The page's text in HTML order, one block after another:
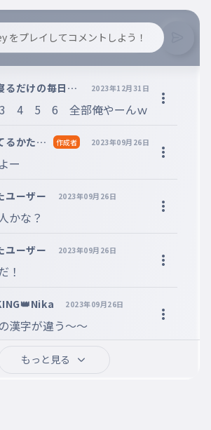
をプレイしてコメントしよう！
グインが必要です。
るだけの毎日(
2023年12月31日
　4　5　6　全部俺やーんｗ
るかたく
作成者 2023年09月26日
ー
ユーザー 2023年09月26日
かな？
ユーザー 2023年09月26日
！
2023年09月26日
漢字が違う〜〜
もっと見る